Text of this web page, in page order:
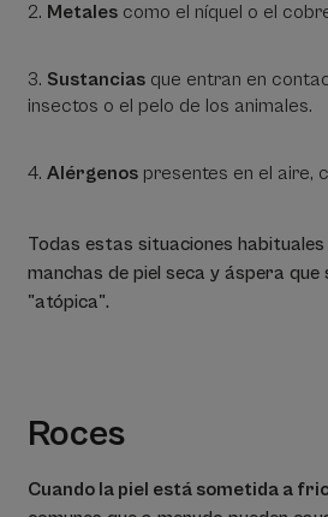
Metales como el níquel o el
Sustancias que entran en
insectos o el pelo de los animales.
Alérgenos presentes en el aire,
Todas estas situaciones
manchas de piel seca y áspera
"atópica".
Roces
Cuando la piel está sometida a